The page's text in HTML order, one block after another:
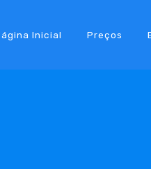
Inicial Preços